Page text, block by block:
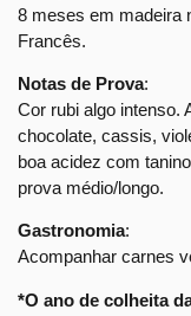
8 meses em madeira
Francês.
Notas de Prova:
Cor rubi algo intenso.
chocolate, cassis,
boa acidez com
prova médio/longo.
Gastronomia:
Acompanhar carnes
*O ano de colheita